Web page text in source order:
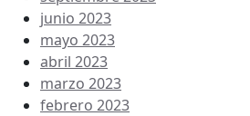
junio 2023
mayo 2023
abril 2023
marzo 2023
febrero 2023